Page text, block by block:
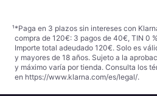
¹*Paga en 3 plazos sin intereses con
compra de 120€: 3 pagos de 40€, TIN 0
Importe total adeudado 120€. Solo es
y mayores de 18 años. Sujeto a la
y máximo varía por tienda. Consulta los
en https://www.klarna.com/es/legal/.